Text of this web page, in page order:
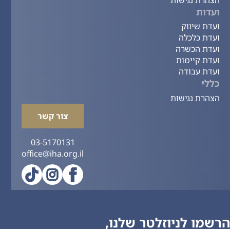
ועדות
ועדת שיווק
ועדת כלכלה
ועדת הכשרה
ועדת קיימות
ועדת עבודה
כללי
הצהרת נגישות
צור קשר
03-5170131
office@iha.org.il
הרשמו לניוזלטר שלנו,